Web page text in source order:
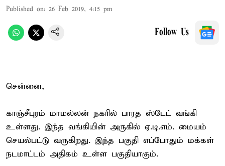
Published on: 26 Feb 2019, 4:15 pm
Follow Us
சென்னை,
காஞ்சீபுரம் மாமல்லன் நகரில் பாரத ஸ்டேட் வங்கி
உள்ளது. இந்த வங்கியின் அருகில் ஏ.டி.எம். மையம்
செயல்பட்டு வருகிறது. இந்த பகுதி எப்போதும் மக்கள்
நடமாட்டம் அதிகம் உள்ள பகுதியாகும்.